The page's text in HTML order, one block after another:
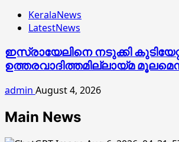
KeralaNews
LatestNews
ഇസ്രായേലിനെ നടുക്കി
ഉത്തരവാദിത്തമില്ലായ്മ
admin August 4, 2026
Main News